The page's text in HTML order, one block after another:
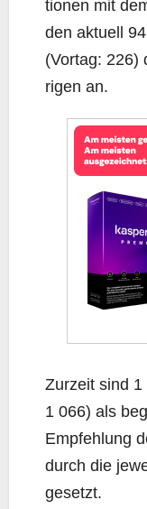
tio­nen mit
den aktu­ell
(Vor­tag: 226)
ri­gen an.
Zur­zeit sind 1
1 066) als
Emp­feh­lung
durch die
gesetzt.